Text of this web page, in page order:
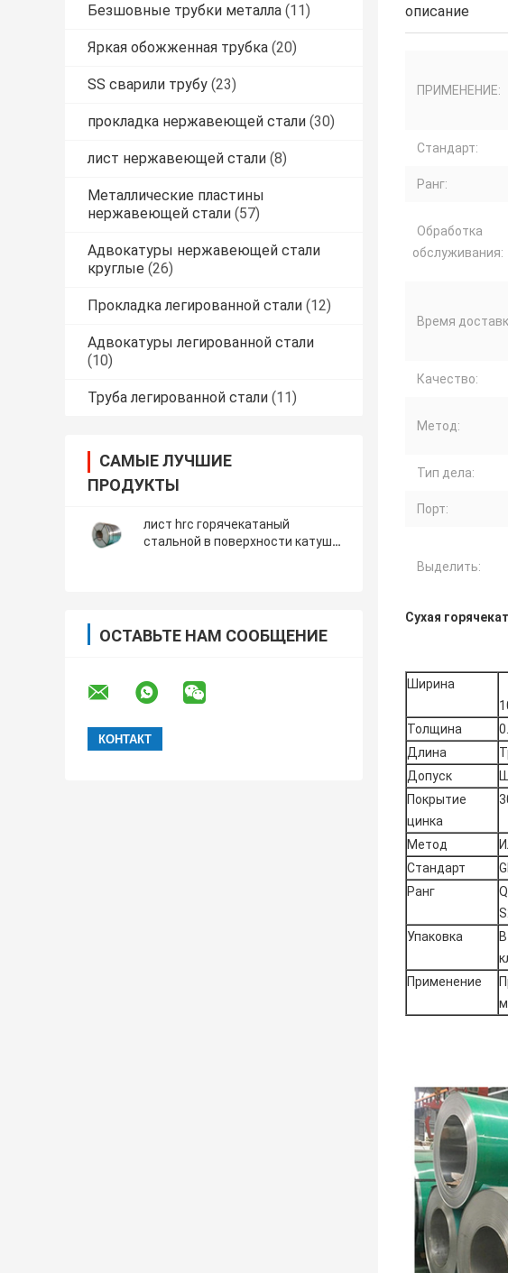
Безшовные трубки металла (11)
Яркая обожженная трубка (20)
SS сварили трубу (23)
прокладка нержавеющей стали (30)
лист нержавеющей стали (8)
Металлические пластины
нержавеющей стали (57)
Адвокатуры нержавеющей стали
круглые (26)
Прокладка легированной стали (12)
Адвокатуры легированной стали
(10)
Труба легированной стали (11)
САМЫЕ ЛУЧШИЕ
ПРОДУКТЫ
лист hrc горячекатаный
стальной в поверхности катушки
ОСТАВЬТЕ НАМ СООБЩЕНИЕ
описание
ПРИМЕНЕНИЕ:
Стандарт:
Ранг:
Обработка
обслуживания:
Время
Качество:
Метод:
Тип дела:
Порт:
Выделить:
Сухая
Ширина
Толщина
Длина
Допуск
Покрытие
цинка
Метод
Стандарт
Ранг
Упаковка
Применение